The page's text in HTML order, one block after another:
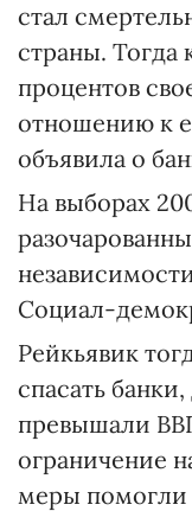
стал
страны. Тогда
процентов
отношению к
объявила о
На выборах
Социал-
Рейкьявик
спасать
превышали
ограничение
меры помогли